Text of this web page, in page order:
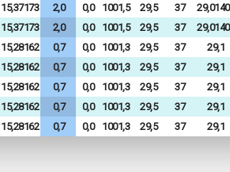
15,37173 2,0 0,0 1001,5 29,5 37
15,37173 2,0 0,0 1001,5 29,5 37
15,28162 0,7 0,0 1001,3 29,5 37
29,1
15,28162 0,7 0,0 1001,3 29,5 37
29,1
15,28162 0,7 0,0 1001,3 29,5 37
29,1
15,28162 0,7 0,0 1001,3 29,5 37
29,1
15,28162 0,7 0,0 1001,3 29,5 37 29,1